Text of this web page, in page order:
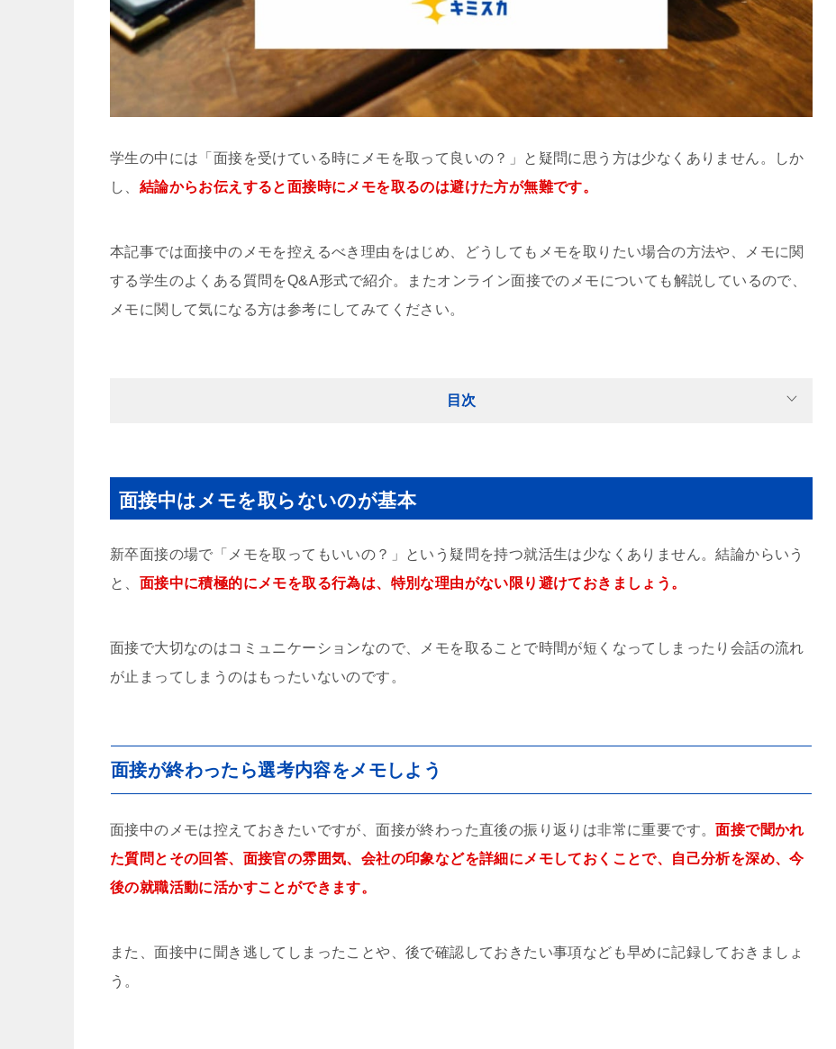
学生の中には「面接を受けている時にメモを取って良いの？」と疑問に思う方は少なくありません。しか
し、 結論からお伝えすると面接時にメモを取るのは避けた方が無難です。
本記事では面接中のメモを控えるべき理由をはじめ、どうしてもメモを取りたい場合の方法や、メモに関
する学生のよくある質問をQ&A形式で紹介。またオンライン面接でのメモについても解説しているので、
メモに関して気になる方は参考にしてみてください。
目次
面接中はメモを取らないのが基本
新卒面接の場で「メモを取ってもいいの？」という疑問を持つ就活生は少なくありません。結論からいう
と、 面接中に積極的にメモを取る行為は、特別な理由がない限り避けておきましょう。
面接で大切なのはコミュニケーションなので、メモを取ることで時間が短くなってしまったり会話の流れ
が止まってしまうのはもったいないのです。
面接が終わったら選考内容をメモしよう
面接中のメモは控えておきたいですが、面接が終わった直後の振り返りは非常に重要です。面接で聞かれ
た質問とその回答、面接官の雰囲気、会社の印象などを詳細にメモしておくことで、自己分析を深め、今
後の就職活動に活かすことができます。
また、面接中に聞き逃してしまったことや、後で確認しておきたい事項なども早めに記録しておきましょ
う。